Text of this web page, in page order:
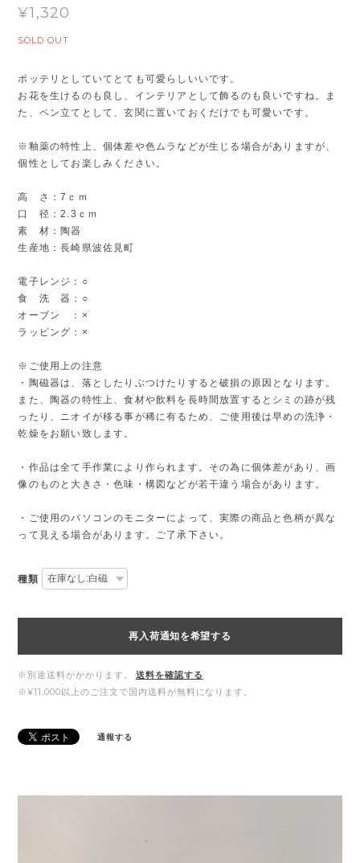
¥1,320
SOLD OUT
ポッテリとしていてとても可愛らしいいです。
お花を生けるのも良し、インテリアとして飾るのも良いですね。ま
た、ペン立てとして、玄関に置いておくだけでも可愛いです。
※釉薬の特性上、個体差や色ムラなどが生じる場合がありますが、
個性としてお楽しみください。
高 さ：7ｃｍ
口 径：2.3ｃｍ
素 材：陶器
生産地：長崎県波佐見町
電子レンジ：○
食 洗 器：○
オーブン ：×
ラッピング：×
※ご使用上の注意
・陶磁器は、落としたりぶつけたりすると破損の原因となります。
また、陶器の特性上、食材や飲料を長時間放置するとシミの跡が残
ったり、ニオイが移る事が稀に有るため、ご使用後は早めの洗浄・
乾燥をお願い致します。
・作品は全て手作業により作られます。その為に個体差があり、画
像のものと大きさ・色味・構図などが若干違う場合があります。
・ご使用のパソコンのモニターによって、実際の商品と色柄が異な
って見える場合があります。ご了承下さい。
種類
再入荷通知を希望する
※別途送料がかかります。
送料を確認する
※¥11,000以上のご注文で国内送料が無料になります。
通報する